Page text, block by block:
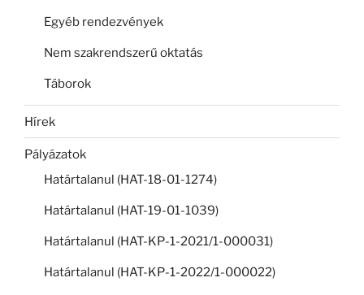
Egyéb rendezvények
Nem szakrendszerű oktatás
Táborok
Hírek
Pályázatok
Határtalanul (HAT-18-01-1274)
Határtalanul (HAT-19-01-1039)
Határtalanul (HAT-KP-1-2021/1-000031)
Határtalanul (HAT-KP-1-2022/1-000022)